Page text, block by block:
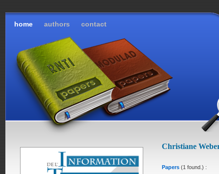
home authors contact
Christiane
Papers (1 found.) :